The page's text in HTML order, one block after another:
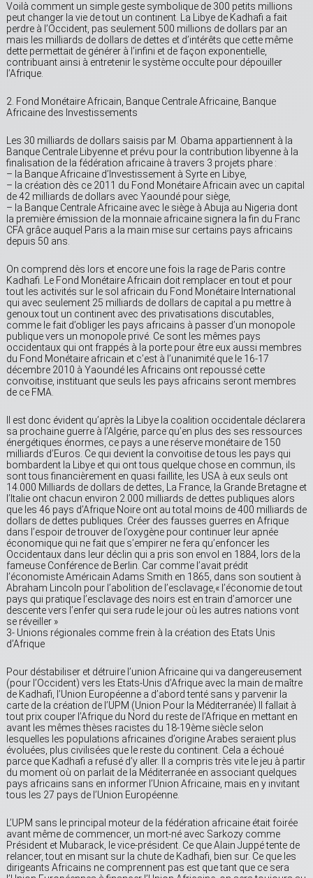
Voilà comment un simple geste symbolique de 300 petits millions
peut changer la vie de tout un continent. La Libye de Kadhafi a fait
perdre à l’Occident, pas seulement 500 millions de dollars par an
mais les milliards de dollars de dettes et d’intérêts que cette même
dette permettait de générer à l’infini et de façon exponentielle,
contribuant ainsi à entretenir le système occulte pour dépouiller
l’Afrique.
2. Fond Monétaire Africain, Banque Centrale Africaine, Banque
Africaine des Investissements
Les 30 milliards de dollars saisis par M. Obama appartiennent à la
Banque Centrale Libyenne et prévu pour la contribution libyenne à la
finalisation de la fédération africaine à travers 3 projets phare :
– la Banque Africaine d’Investissement à Syrte en Libye,
– la création dès ce 2011 du Fond Monétaire Africain avec un capital
de 42 milliards de dollars avec Yaoundé pour siège,
– la Banque Centrale Africaine avec le siège à Abuja au Nigeria dont
la première émission de la monnaie africaine signera la fin du Franc
CFA grâce auquel Paris a la main mise sur certains pays africains
depuis 50 ans.
On comprend dès lors et encore une fois la rage de Paris contre
Kadhafi. Le Fond Monétaire Africain doit remplacer en tout et pour
tout les activités sur le sol africain du Fond Monétaire International
qui avec seulement 25 milliards de dollars de capital a pu mettre à
genoux tout un continent avec des privatisations discutables,
comme le fait d’obliger les pays africains à passer d’un monopole
publique vers un monopole privé. Ce sont les mêmes pays
occidentaux qui ont frappés à la porte pour être eux aussi membres
du Fond Monétaire africain et c’est à l’unanimité que le 16-17
décembre 2010 à Yaoundé les Africains ont repoussé cette
convoitise, instituant que seuls les pays africains seront membres
de ce FMA.
Il est donc évident qu’après la Libye la coalition occidentale déclarera
sa prochaine guerre à l’Algérie, parce qu’en plus des ses ressources
énergétiques énormes, ce pays a une réserve monétaire de 150
milliards d’Euros. Ce qui devient la convoitise de tous les pays qui
bombardent la Libye et qui ont tous quelque chose en commun, ils
sont tous financièrement en quasi faillite, les USA à eux seuls ont
14.000 Milliards de dollars de dettes, La France, la Grande Bretagne et
l’Italie ont chacun environ 2.000 milliards de dettes publiques alors
que les 46 pays d’Afrique Noire ont au total moins de 400 milliards de
dollars de dettes publiques. Créer des fausses guerres en Afrique
dans l’espoir de trouver de l’oxygène pour continuer leur apnée
économique qui ne fait que s’empirer ne fera qu’enfoncer les
Occidentaux dans leur déclin qui a pris son envol en 1884, lors de la
fameuse Conférence de Berlin. Car comme l’avait prédit
l’économiste Américain Adams Smith en 1865, dans son soutient à
Abraham Lincoln pour l’abolition de l’esclavage,« l’économie de tout
pays qui pratique l’esclavage des noirs est en train d’amorcer une
descente vers l’enfer qui sera rude le jour où les autres nations vont
se réveiller »
3- Unions régionales comme frein à la création des Etats Unis
d’Afrique
Pour déstabiliser et détruire l’union Africaine qui va dangereusement
(pour l’Occident) vers les Etats-Unis d’Afrique avec la main de maître
de Kadhafi, l’Union Européenne a d’abord tenté sans y parvenir la
carte de la création de l’UPM (Union Pour la Méditerranée) Il fallait à
tout prix couper l’Afrique du Nord du reste de l’Afrique en mettant en
avant les mêmes thèses racistes du 18-19ème siècle selon
lesquelles les populations africaines d’origine Arabes seraient plus
évoluées, plus civilisées que le reste du continent. Cela a échoué
parce que Kadhafi a refusé d’y aller. Il a compris très vite le jeu à partir
du moment où on parlait de la Méditerranée en associant quelques
pays africains sans en informer l’Union Africaine, mais en y invitant
tous les 27 pays de l’Union Européenne.
L’UPM sans le principal moteur de la fédération africaine était foirée
avant même de commencer, un mort-né avec Sarkozy comme
Président et Mubarack, le vice-président. Ce que Alain Juppé tente de
relancer, tout en misant sur la chute de Kadhafi, bien sur. Ce que les
dirigeants Africains ne comprennent pas est que tant que ce sera